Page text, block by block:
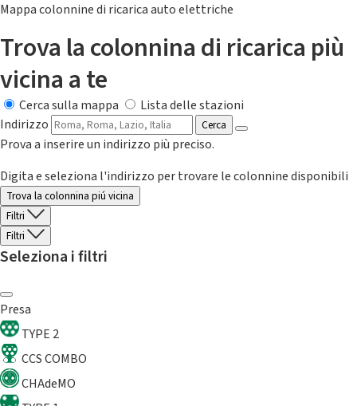
Mappa colonnine di ricarica auto elettriche
Trova la colonnina di ricarica più
vicina a te
Cerca sulla mappa
Lista delle stazioni
Indirizzo
Cerca
Prova a inserire un indirizzo più preciso.
Digita e seleziona l'indirizzo per trovare le colonnine disponibili
Trova la colonnina piú vicina
Filtri
Filtri
Seleziona i filtri
Presa
TYPE 2
CCS COMBO
CHAdeMO